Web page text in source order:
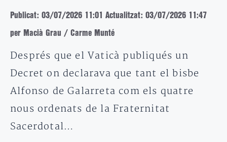
Publicat: 03/07/2026 11:01 Actualitzat: 03/07/2026 11:47
per Macià Grau / Carme Munté
Després que el Vaticà publiqués un
Decret on declarava que tant el bisbe
Alfonso de Galarreta com els quatre
nous ordenats de la Fraternitat
Sacerdotal…